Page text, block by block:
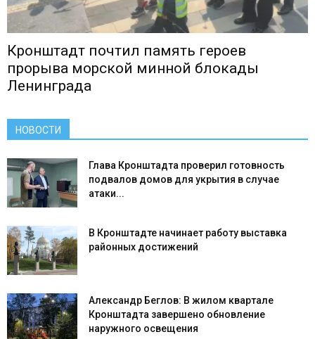
Кронштадт почтил память героев
прорыва морской минной блокады
Ленинграда
НОВОСТИ
Глава Кронштадта проверил готовность
подвалов домов для укрытия в случае
атаки...
В Кронштадте начинает работу выставка
районных достижений
Александр Беглов: В жилом квартале
Кронштадта завершено обновление
наружного освещения